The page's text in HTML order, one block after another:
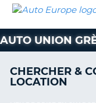
LOCATION
VOITURE
AUTO
EUROPE
LOCATION
VOITURE
MOTORHOMES
PARTENAIRES
AUTO UNION
CHERCHER &
LOCATION